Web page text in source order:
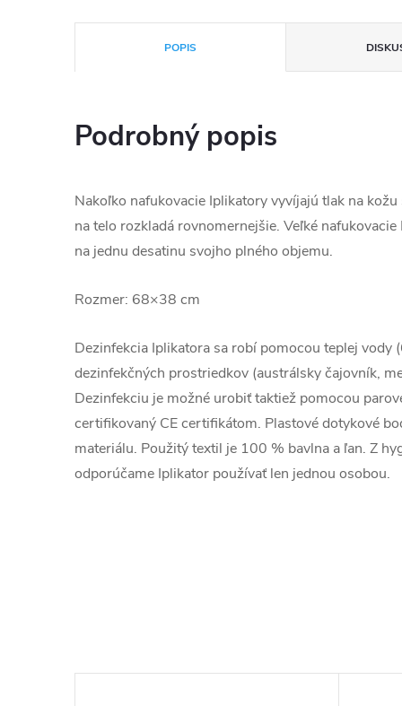
POPIS
Podrobný popis
Nakoľko nafukovacie Iplikatory vyvíjajú tlak na
na telo rozkladá rovnomernejšie. Veľké
na jednu desatinu svojho plného objemu.
Rozmer: 68×38 cm
Dezinfekcia Iplikatora sa robí pomocou teplej vody
dezinfekčných prostriedkov (austrálsky čajovník,
Dezinfekciu je možné urobiť taktiež pomocou
certifikovaný CE certifikátom. Plastové dotykové
materiálu. Použitý textil je 100 % bavlna a ľan. Z
odporúčame Iplikator používať len jednou osobou.